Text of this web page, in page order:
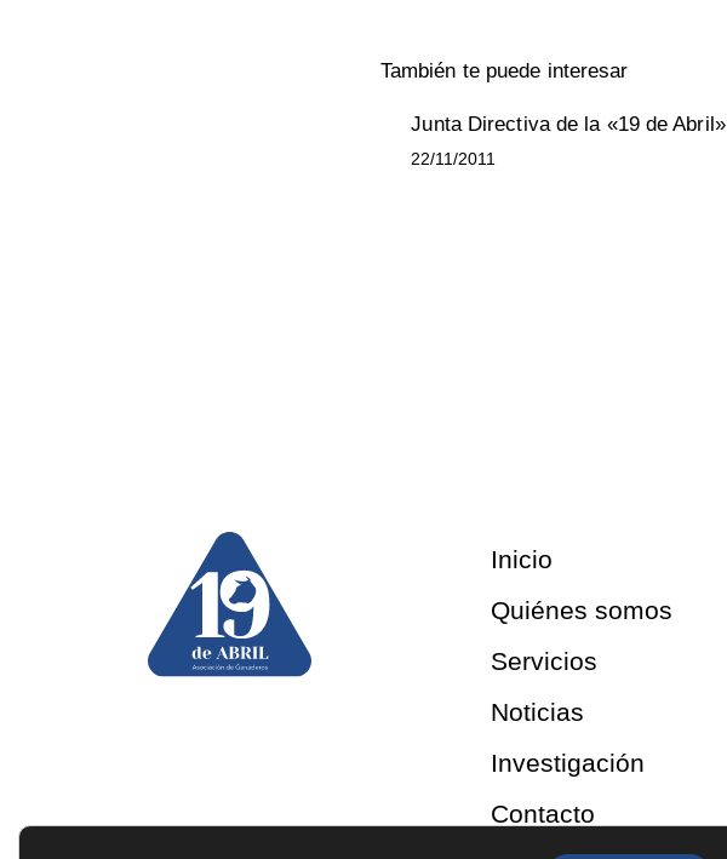
También te puede interesar
Junta Directiva de la «19 de Abril»
22/11/2011
Inicio
Quiénes somos
Servicios
Noticias
Investigación
Contacto